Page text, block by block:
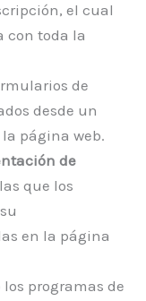
el cual
con toda la
de
desde un
página web.
de
que los
en la página
los programas de